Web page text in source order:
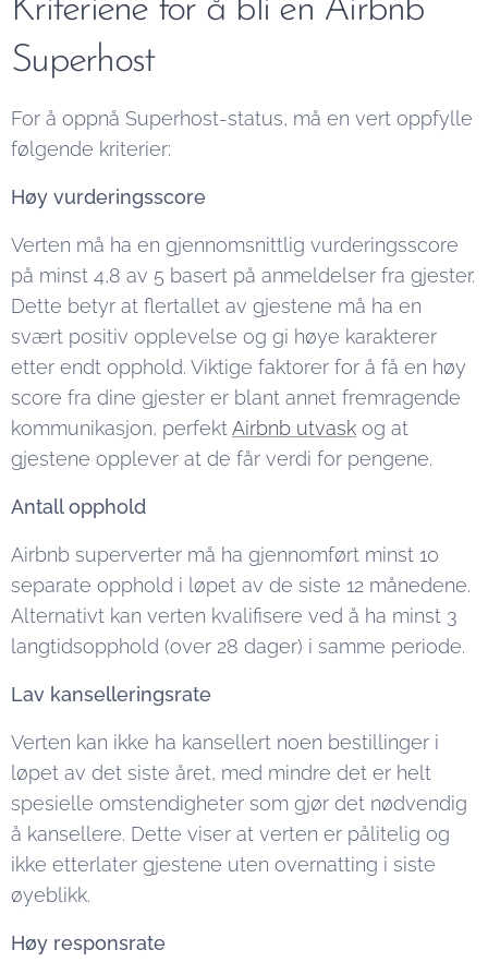
Kriteriene for å bli en Airbnb
Superhost
For å oppnå Superhost-status, må en vert oppfylle
følgende kriterier:
Høy vurderingsscore
Verten må ha en gjennomsnittlig vurderingsscore
på minst 4,8 av 5 basert på anmeldelser fra gjester.
Dette betyr at flertallet av gjestene må ha en
svært positiv opplevelse og gi høye karakterer
etter endt opphold. Viktige faktorer for å få en høy
score fra dine gjester er blant annet fremragende
kommunikasjon, perfekt Airbnb utvask og at
gjestene opplever at de får verdi for pengene.
Antall opphold
Airbnb superverter må ha gjennomført minst 10
separate opphold i løpet av de siste 12 månedene.
Alternativt kan verten kvalifisere ved å ha minst 3
langtidsopphold (over 28 dager) i samme periode.
Lav kanselleringsrate
Verten kan ikke ha kansellert noen bestillinger i
løpet av det siste året, med mindre det er helt
spesielle omstendigheter som gjør det nødvendig
å kansellere. Dette viser at verten er pålitelig og
ikke etterlater gjestene uten overnatting i siste
øyeblikk.
Høy responsrate